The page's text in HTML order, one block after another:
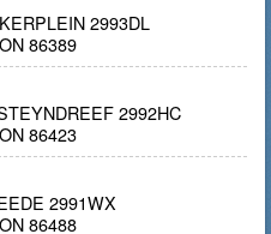
2993DL
86389
2992HC
86423
2991WX
86488